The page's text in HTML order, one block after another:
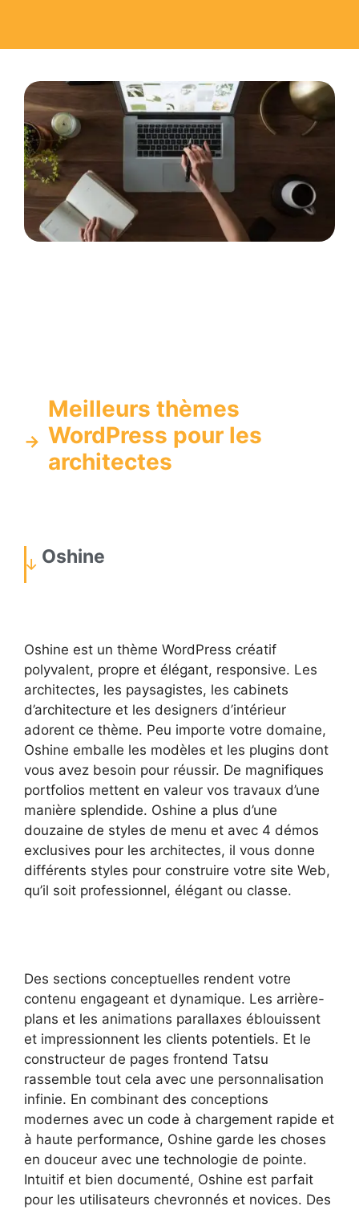
Meilleurs thèmes
WordPress pour les
architectes
Oshine
Oshine est un thème WordPress créatif
polyvalent, propre et élégant, responsive. Les
architectes, les paysagistes, les cabinets
d’architecture et les designers d’intérieur
adorent ce thème. Peu importe votre domaine,
Oshine emballe les modèles et les plugins dont
vous avez besoin pour réussir. De magnifiques
portfolios mettent en valeur vos travaux d’une
manière splendide. Oshine a plus d’une
douzaine de styles de menu et avec 4 démos
exclusives pour les architectes, il vous donne
différents styles pour construire votre site Web,
qu’il soit professionnel, élégant ou classe.
Des sections conceptuelles rendent votre
contenu engageant et dynamique. Les arrière-
plans et les animations parallaxes éblouissent
et impressionnent les clients potentiels. Et le
constructeur de pages frontend Tatsu
rassemble tout cela avec une personnalisation
infinie. En combinant des conceptions
modernes avec un code à chargement rapide et
à haute performance, Oshine garde les choses
en douceur avec une technologie de pointe.
Intuitif et bien documenté, Oshine est parfait
pour les utilisateurs chevronnés et novices. Des